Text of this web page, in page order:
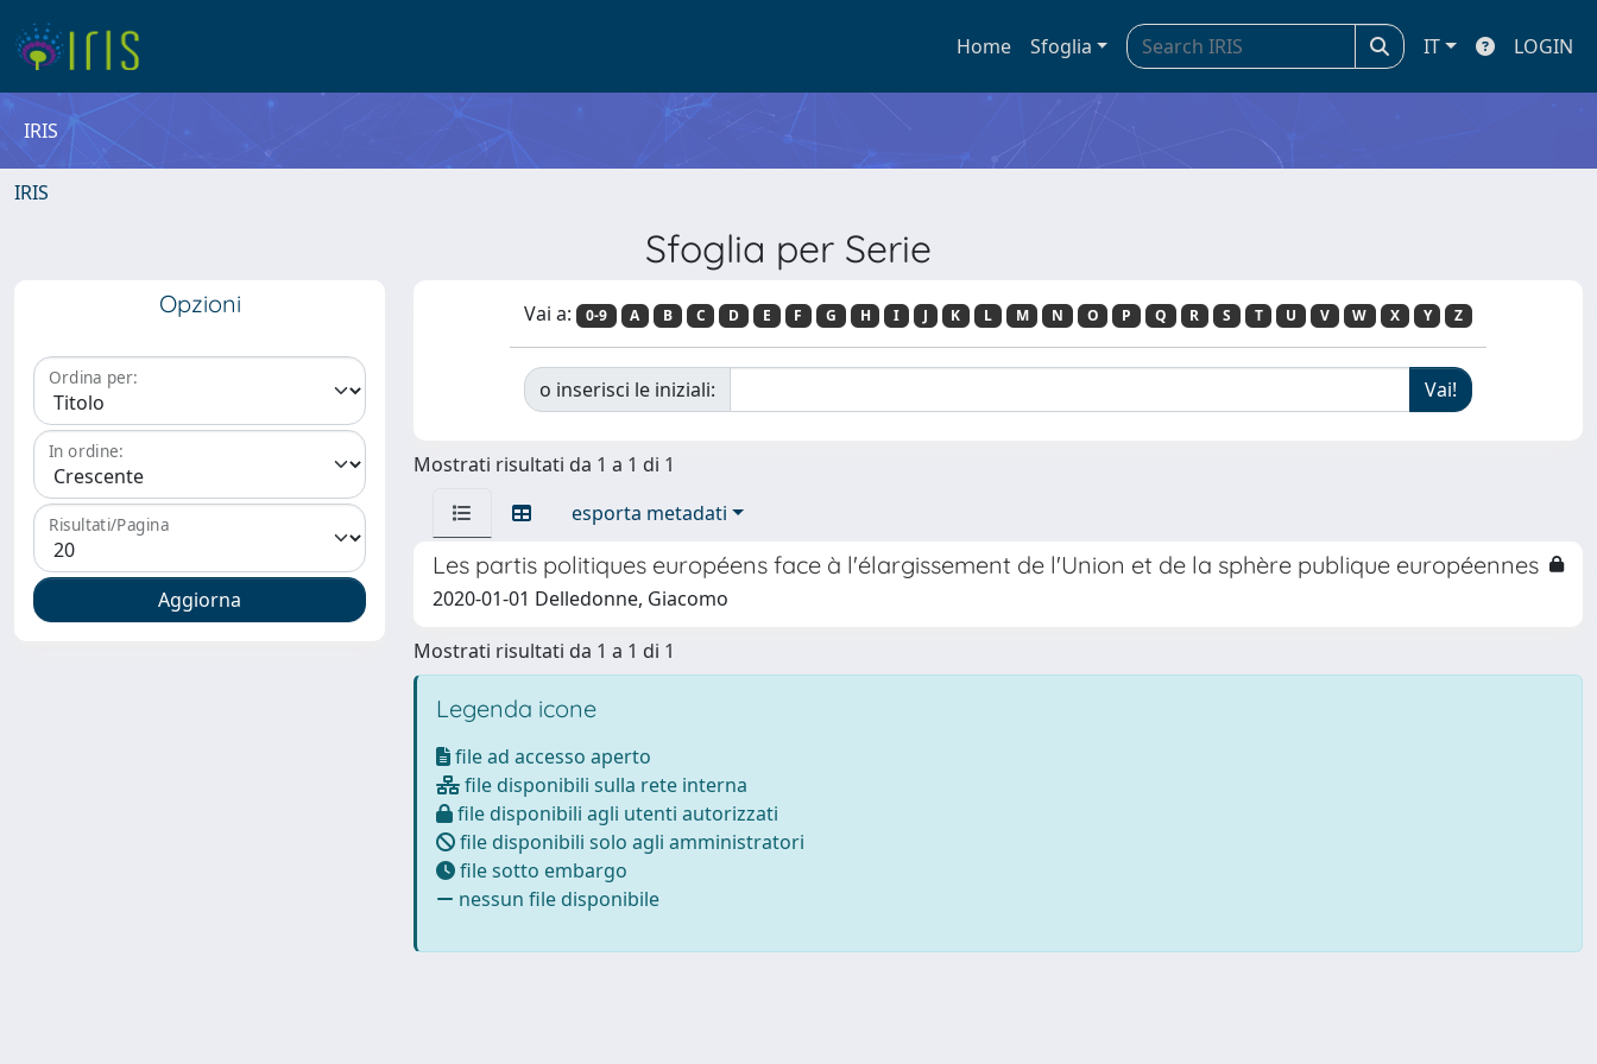
Home Sfoglia IT LOGIN
IRIS
IRIS
Sfoglia per Serie
Opzioni
Ordina per:
In ordine:
Risultati/Pagina
Vai a: 0-9 A B C D E F G H I J K L M N O P Q R S T U V W X Y Z
o inserisci le iniziali:
Mostrati risultati da 1 a 1 di 1
esporta metadati
Les partis politiques européens face à l'élargissement de l'Union et de la sphère publique européennes
2020-01-01 Delledonne, Giacomo
Mostrati risultati da 1 a 1 di 1
Legenda icone
file ad accesso aperto
file disponibili sulla rete interna
file disponibili agli utenti autorizzati
file disponibili solo agli amministratori
file sotto embargo
nessun file disponibile